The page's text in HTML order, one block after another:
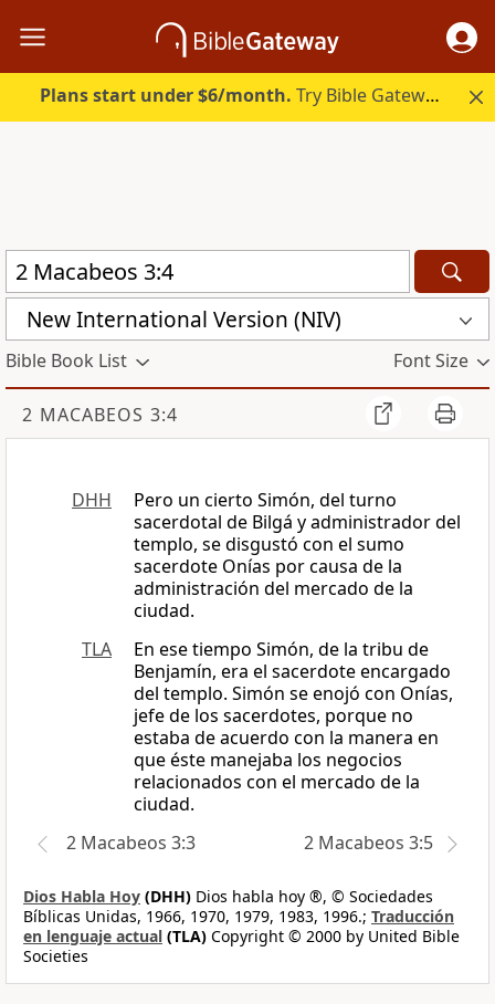
Plans start under $6/month. Try Bible Gateway Plus.
New International Version (NIV)
Bible Book List Font Size
2 MACABEOS 3:4
DHH
Pero un cierto Simón, del turno
sacerdotal de Bilgá y administrador del
templo, se disgustó con el sumo
sacerdote Onías por causa de la
administración del mercado de la
ciudad.
TLA
En ese tiempo Simón, de la tribu de
Benjamín, era el sacerdote encargado
del templo. Simón se enojó con Onías,
jefe de los sacerdotes, porque no
estaba de acuerdo con la manera en
que éste manejaba los negocios
relacionados con el mercado de la
ciudad.
2 Macabeos 3:3
2 Macabeos 3:5
Dios Habla Hoy (DHH) Dios habla hoy ®, © Sociedades
Bíblicas Unidas, 1966, 1970, 1979, 1983, 1996.; Traducción
en lenguaje actual (TLA) Copyright © 2000 by United Bible
Societies